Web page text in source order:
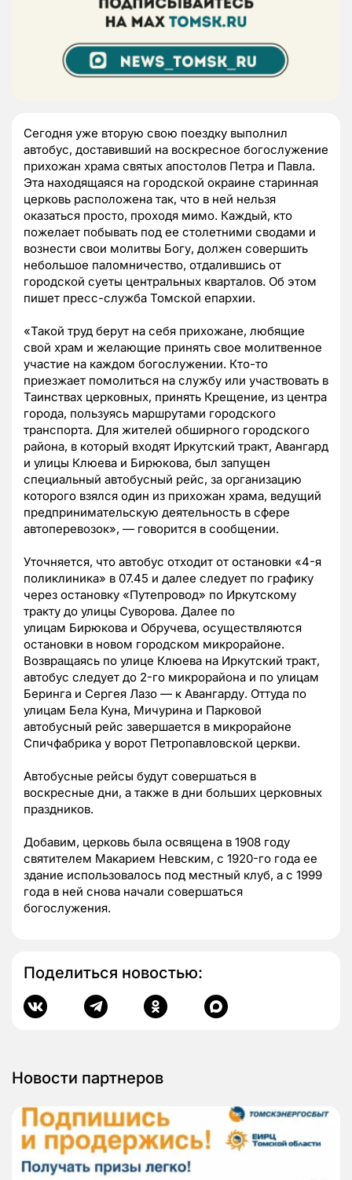
Сегодня уже вторую свою поездку выполнил
автобус, доставивший на воскресное богослужение
прихожан храма святых апостолов Петра и Павла.
Эта находящаяся на городской окраине старинная
церковь расположена так, что в ней нельзя
оказаться просто, проходя мимо. Каждый, кто
пожелает побывать под ее столетними сводами и
вознести свои молитвы Богу, должен совершить
небольшое паломничество, отдалившись от
городской суеты центральных кварталов. Об этом
пишет пресс-служба Томской епархии.
«Такой труд берут на себя прихожане, любящие
свой храм и желающие принять свое молитвенное
участие на каждом богослужении. Кто-то
приезжает помолиться на службу или участвовать в
Таинствах церковных, принять Крещение, из центра
города, пользуясь маршрутами городского
транспорта. Для жителей обширного городского
района, в который входят Иркутский тракт, Авангард
и улицы Клюева и Бирюкова, был запущен
специальный автобусный рейс, за организацию
которого взялся один из прихожан храма, ведущий
предпринимательскую деятельность в сфере
автоперевозок», — говорится в сообщении.
Уточняется, что автобус отходит от остановки «4-я
поликлиника» в 07.45 и далее следует по графику
через остановку «Путепровод» по Иркутскому
тракту до улицы Суворова. Далее по
улицам Бирюкова и Обручева, осуществляются
остановки в новом городском микрорайоне.
Возвращаясь по улице Клюева на Иркутский тракт,
автобус следует до 2-го микрорайона и по улицам
Беринга и Сергея Лазо — к Авангарду. Оттуда по
улицам Бела Куна, Мичурина и Парковой
автобусный рейс завершается в микрорайоне
Спичфабрика у ворот Петропавловской церкви.
Автобусные рейсы будут совершаться в
воскресные дни, а также в дни больших церковных
праздников.
Добавим, церковь была освящена в 1908 году
святителем Макарием Невским, с 1920-го года ее
здание использовалось под местный клуб, а с 1999
года в ней снова начали совершаться
богослужения.
Поделиться новостью:
Новости партнеров